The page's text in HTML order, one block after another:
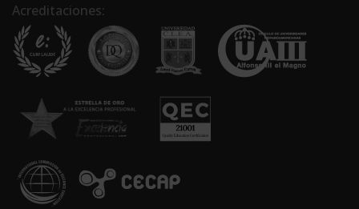
Acreditaciones: